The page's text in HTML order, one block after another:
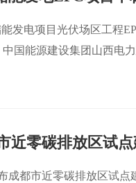
发电项目光伏场区工程
国能源建设集团山西电
成都市近零碳排放区试点